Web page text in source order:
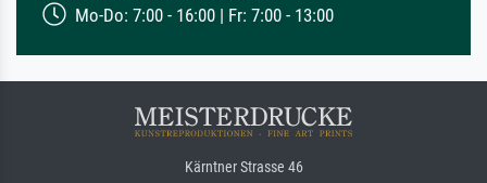
Mo-Do: 7:00 - 16:00 | Fr: 7:00 - 13:00
Kärntner Strasse 46